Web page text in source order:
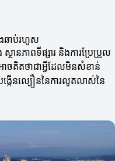
ឆាប់រហូស
ានភាពទីផ្សារ និងការប្រែប្រួល
ចគិតថាជាអ្វីដែលមិនសំខាន់
ង្កើនល្បឿននៃការលូតលាស់នៃ